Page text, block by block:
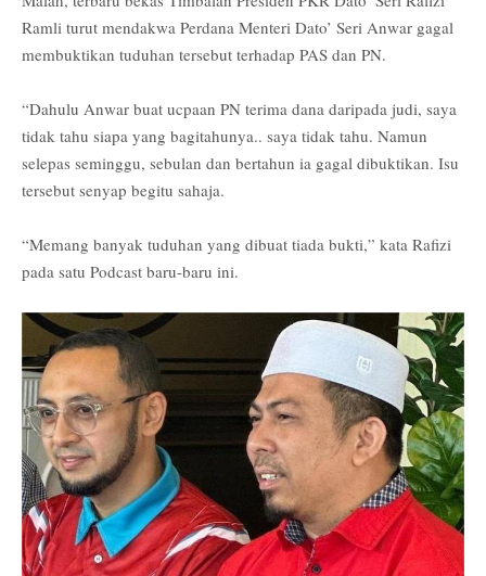
Ramli turut mendakwa Perdana Menteri Dato’ Seri Anwar gagal
membuktikan tuduhan tersebut terhadap PAS dan PN.
“Dahulu Anwar buat ucpaan PN terima dana daripada judi, saya
tidak tahu siapa yang bagitahunya.. saya tidak tahu. Namun
selepas seminggu, sebulan dan bertahun ia gagal dibuktikan. Isu
tersebut senyap begitu sahaja.
“Memang banyak tuduhan yang dibuat tiada bukti,” kata Rafizi
pada satu Podcast baru-baru ini.